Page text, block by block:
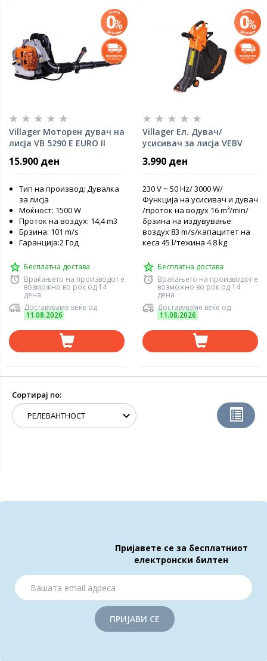
Villager Моторен дувач на
лисја VB 5290 E EURO II
15.900 ден
Тип на производ: Дувалка
за лисја
Моќност: 1500 W
Проток на воздух: 14,4 m3
Брзина: 101 m/s
Гаранција:2 Год
Бесплатна достава
Враќањето на производот е
возможно во рок од 14
дена
Доставуваме веќе од
11.08.2026
Villager Ел. Дувач/
усисивач за лисја VEBV
3.990 ден
230 V ~ 50 Hz/ 3000 W/
Функција на усисивач и дувач
/проток на водух 16 m³/min/
брзина на издувување
воздух 83 m/s/капацитет на
кеса 45 l/тежина 4.8 kg
Бесплатна достава
Враќањето на производот е
возможно во рок од 14
дена
Доставуваме веќе од
11.08.2026
Сортирај по:
Пријавете се за бесплатниот
електронски билтен
ПРИЈАВИ СЕ